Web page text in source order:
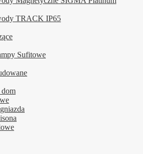
TRACK IP65
Sufitowe